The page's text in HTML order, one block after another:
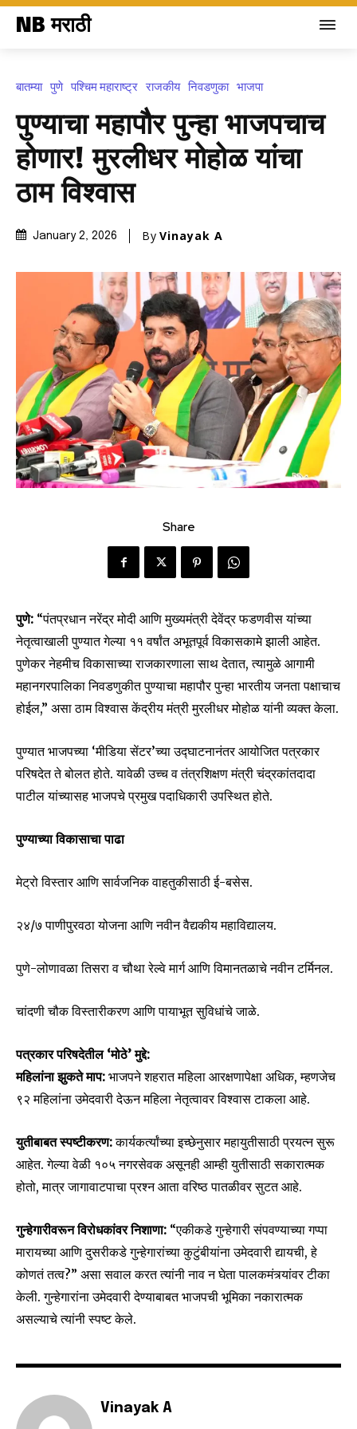
Join our community of
SUBSCRIBERS and be part of the
conversation.
To subscribe, simply enter your email address on our website
or click the subscribe button below. Don't worry, we respect
your privacy and won't spam your inbox. Your information is
safe with us.
SUBSCRIBE
6,300
Fans
32,111
NB मराठी
बातम्या पुणे पश्चिम महाराष्ट्र राजकीय निवडणुका भाजपा
पुण्याचा महापौर पुन्हा भाजपचाच
होणार! मुरलीधर मोहोळ यांचा
ठाम विश्वास
January 2, 2026 By Vinayak A
Share
पुणे: “पंतप्रधान नरेंद्र मोदी आणि मुख्यमंत्री देवेंद्र फडणवीस यांच्या
नेतृत्वाखाली पुण्यात गेल्या ११ वर्षांत अभूतपूर्व विकासकामे झाली आहेत.
पुणेकर नेहमीच विकासाच्या राजकारणाला साथ देतात, त्यामुळे आगामी
महानगरपालिका निवडणुकीत पुण्याचा महापौर पुन्हा भारतीय जनता पक्षाचाच
होईल,” असा ठाम विश्वास केंद्रीय मंत्री मुरलीधर मोहोळ यांनी व्यक्त केला.
पुण्यात भाजपच्या ‘मीडिया सेंटर’च्या उद्घाटनानंतर आयोजित पत्रकार
परिषदेत ते बोलत होते. यावेळी उच्च व तंत्रशिक्षण मंत्री चंद्रकांतदादा
पाटील यांच्यासह भाजपचे प्रमुख पदाधिकारी उपस्थित होते.
पुण्याच्या विकासाचा पाढा
मेट्रो विस्तार आणि सार्वजनिक वाहतुकीसाठी ई-बसेस.
२४/७ पाणीपुरवठा योजना आणि नवीन वैद्यकीय महाविद्यालय.
पुणे-लोणावळा तिसरा व चौथा रेल्वे मार्ग आणि विमानतळाचे नवीन टर्मिनल.
चांदणी चौक विस्तारीकरण आणि पायाभूत सुविधांचे जाळे.
पत्रकार परिषदेतील ‘मोठे’ मुद्दे:
महिलांना झुकते माप: भाजपने शहरात महिला आरक्षणापेक्षा अधिक, म्हणजेच
९२ महिलांना उमेदवारी देऊन महिला नेतृत्वावर विश्वास टाकला आहे.
युतीबाबत स्पष्टीकरण:कार्यकर्त्यांच्या इच्छेनुसार महायुतीसाठी प्रयत्न सुरू
आहेत. गेल्या वेळी १०५ नगरसेवक असूनही आम्ही युतीसाठी सकारात्मक
होतो, मात्र जागावाटपाचा प्रश्न आता वरिष्ठ पातळीवर सुटत आहे.
गुन्हेगारीवरून विरोधकांवर निशाणा: “एकीकडे गुन्हेगारी संपवण्याच्या गप्पा
मारायच्या आणि दुसरीकडे गुन्हेगारांच्या कुटुंबीयांना उमेदवारी द्यायची, हे
कोणतं तत्व?” असा सवाल करत त्यांनी नाव न घेता पालकमंत्र्यांवर टीका
केली. गुन्हेगारांना उमेदवारी देण्याबाबत भाजपची भूमिका नकारात्मक
असल्याचे त्यांनी स्पष्ट केले.
Vinayak A